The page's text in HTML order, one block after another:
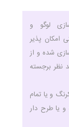
لوگو و
پذیر
شده و از
برجسته
و یا تمام
یا طرح دار